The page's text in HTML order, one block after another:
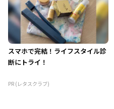
スマホで完結！ライフスタイル診
断にトライ！
PR (レタスクラブ)